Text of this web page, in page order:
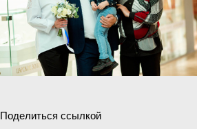
Поделиться ссылкой